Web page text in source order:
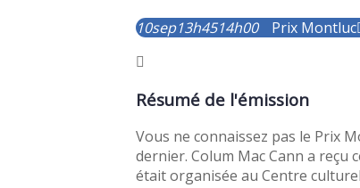
10sep13h4514h00 Prix Montluc
Résumé de l'émission
Vous ne connaissez pas le Prix
dernier. Colum Mac Cann a
était organisée au Centre